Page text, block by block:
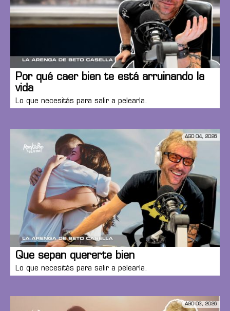
Por qué caer bien te está arruinando la
vida
Lo que necesitás para salir a pelearla.
AGO 04, 2026
Que sepan quererte bien
Lo que necesitás para salir a pelearla.
AGO 03, 2026